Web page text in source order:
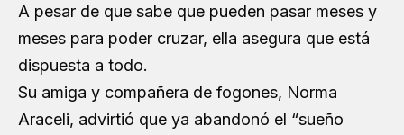
A pesar de que sabe que pueden pasar meses y
meses para poder cruzar, ella asegura que está
dispuesta a todo.
Su amiga y compañera de fogones, Norma
Araceli, advirtió que ya abandonó el “sueño